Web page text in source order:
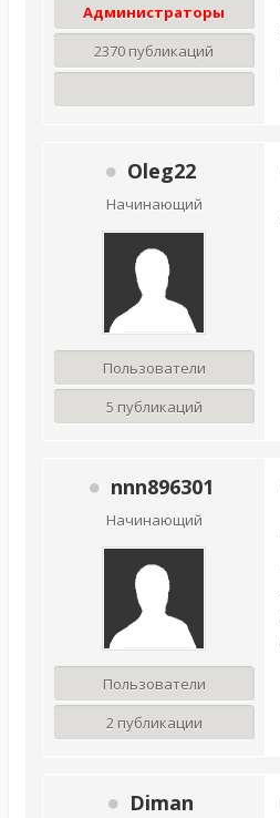
Администраторы
2370 публикаций
Oleg22
Начинающий
Пользователи
5 публикаций
nnn896301
Начинающий
Пользователи
2 публикации
Diman